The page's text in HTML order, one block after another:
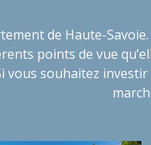
de Haute-
points de vue
souhaitez